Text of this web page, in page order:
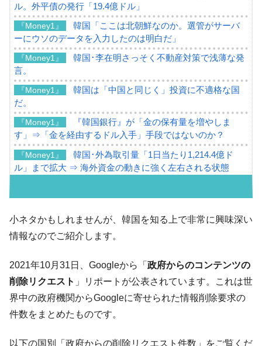
ル。外平債の発行「19.4億ドル」
『Money1』
韓国「ここは北朝鮮なのか。選管がサーバ
ーにウソのデータを入力したのは明白だ」
『Money1』
韓国･李在明さっそく不動産対策で浅薄な発
言。
『Money1』
韓国は「中国と同じく」投資に不適格な国
だ。
『Money1』
『韓国銀行』が「金の保有量を増やしま
す」⇒「金を経由するドル入手」手段ではないのか？
『Money1』
韓国･外為取引量「1日当たり1,214.4億ド
ル」まで拡大 ⇒ 海外資金の動きに強く左右される状態
い「50.5％」に上昇
『Money1』
韓国大統領府ボンクラ政策室長が告発され
た ⇒ 国家が行った恐るべき株価操作であり、空前の国政壟
『Money1』
韓国･警察職員が「丸刈りになって抗議活
動」
『Money1』
中国だけが鉄鋼輸出を異常増加させる ⇒ 中
国の過剰生産が世界を蝕む。
種は全般的「不調」⇒ PSIが示す現況は決して良くない。
小ネタかもしれませんが、韓国を知る上で非常に興味深い
情報なのでご紹介します。
2021年10月31日、Googleから「 政府からのコンテンツの
削除リクエスト 」リポートが公表されています。これは世
界中の政府機関からGoogleに寄せられた情報削除要求の
件数をまとめたものです。
以下の国別「政府からの削除リクエスト件数」をご覧くだ